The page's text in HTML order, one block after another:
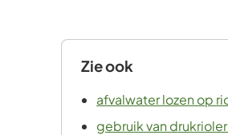
Zie ook
afvalwater lozen op
gebruik van